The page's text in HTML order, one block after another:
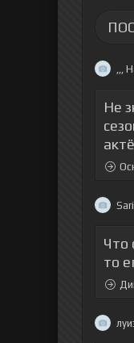
,,,
Не
Что
то